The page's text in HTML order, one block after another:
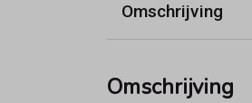
Omschrijving
Omschrijving